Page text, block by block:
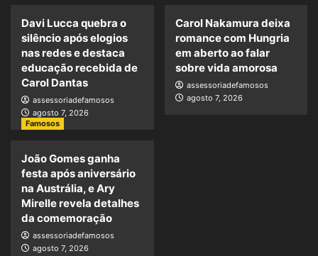
Davi Lucca quebra o
silêncio após elogios
nas redes e destaca
educação recebida de
Carol Dantas
assessoriadefamosos
agosto 7, 2026
Carol Nakamura deixa
romance com Hungria
em aberto ao falar
sobre vida amorosa
assessoriadefamosos
agosto 7, 2026
Famosos
João Gomes ganha
festa após aniversário
na Austrália, e Ary
Mirelle revela detalhes
da comemoração
assessoriadefamosos
agosto 7, 2026